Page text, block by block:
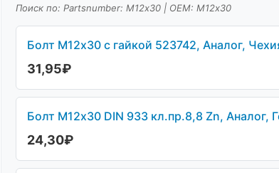
Поиск по: Partsnumber: М12х30 | OEM: М12х30
Болт М12х30 с гайкой 523742, Аналог,
31,95₽
Болт М12х30 DIN 933 кл.пр.8,8 Zn, Аналог,
24,30₽